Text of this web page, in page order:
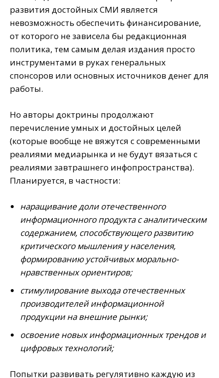
развития достойных СМИ является
невозможность обеспечить финансирование,
от которого не зависела бы редакционная
политика, тем самым делая издания просто
инструментами в руках генеральных
спонсоров или основных источников денег для
работы.
Но авторы доктрины продолжают
перечисление умных и достойных целей
(которые вообще не вяжутся с современными
реалиями медиарынка и не будут вязаться с
реалиями завтрашнего инфопространства).
Планируется, в частности:
наращивание доли отечественного
информационного продукта с аналитическим
содержанием, способствующего развитию
критического мышления у населения,
формированию устойчивых морально-
нравственных ориентиров;
стимулирование выхода отечественных
производителей информационной
продукции на внешние рынки;
освоение новых информационных трендов и
цифровых технологий;
Попытки развивать регулятивно каждую из